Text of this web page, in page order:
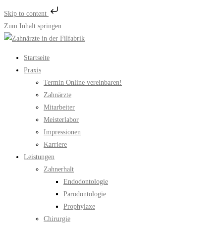
Skip to content
Zum Inhalt springen
Startseite
Praxis
Termin Online vereinbaren!
Zahnärzte
Mitarbeiter
Meisterlabor
Impressionen
Karriere
Leistungen
Zahnerhalt
Endodontologie
Parodontologie
Prophylaxe
Chirurgie